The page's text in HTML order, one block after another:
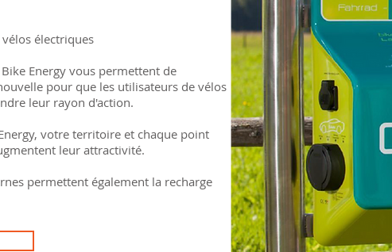
électriques
Energy vous permettent de
pour que les utilisateurs de vélos
leur rayon d'action.
votre territoire et chaque point
leur attractivité.
permettent également la recharge